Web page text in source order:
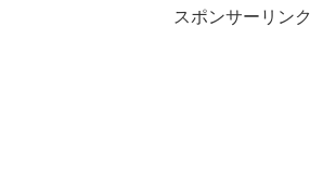
スポンサーリンク